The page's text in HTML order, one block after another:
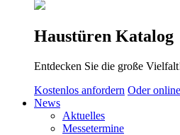
Haustüren Katalog
Entdecken Sie die große
Kostenlos anfordern Oder
News
Aktuelles
Messetermine